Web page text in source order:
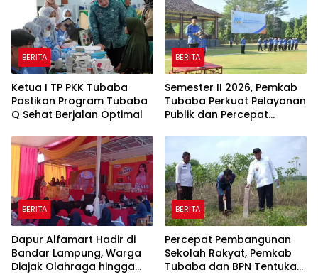
BERITA
Ketua I TP PKK Tubaba
Pastikan Program Tubaba
Q Sehat Berjalan Optimal
BERITA
Semester II 2026, Pemkab
Tubaba Perkuat Pelayanan
Publik dan Percepat
BERITA
Dapur Alfamart Hadir di
Bandar Lampung, Warga
Diajak Olahraga hingga
BERITA
Percepat Pembangunan
Sekolah Rakyat, Pemkab
Tubaba dan BPN Tentukan